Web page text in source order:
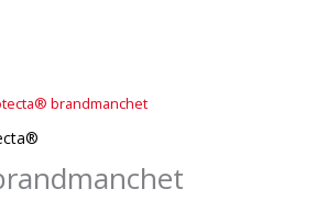
brandmanchet